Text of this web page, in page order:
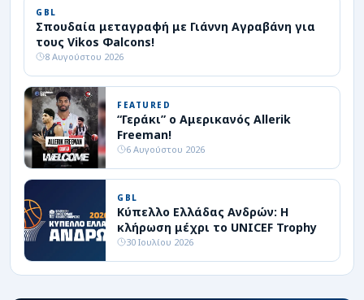
GBL
Σπουδαία μεταγραφή με Γιάννη Αγραβάνη για
τους Vikos Φalcons!
8 Αυγούστου 2026
FEATURED
“Γεράκι” ο Αμερικανός Allerik
Freeman!
6 Αυγούστου 2026
GBL
Κύπελλο Ελλάδας Ανδρών: Η
κλήρωση μέχρι το UNICEF Trophy
30 Ιουλίου 2026